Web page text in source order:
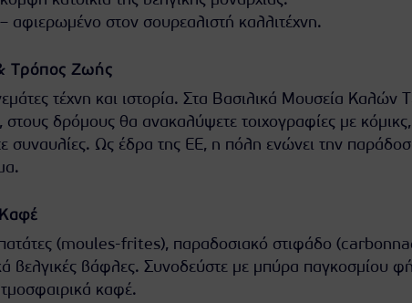
στον σουρεαλιστή καλλιτέχνη.
Τρόπος Ζωής
τέχνη και ιστορία. Στα Βασιλικά Μουσεία Καλών
στους δρόμους θα ανακαλύψετε τοιχογραφίες με
συναυλίες. Ως έδρα της ΕΕ, η πόλη ενώνει την
(moules-frites), παραδοσιακό στιφάδο
βελγικές βάφλες. Συνοδεύστε με μπύρα παγκοσμίου
καφέ.